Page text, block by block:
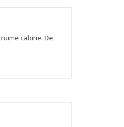
cabine. De